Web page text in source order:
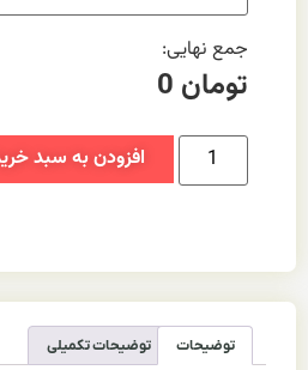
جمع نهایی:
تومان
افزودن به سبد
توضیحات توضیحات تکمیلی